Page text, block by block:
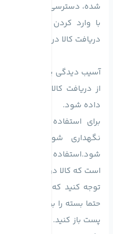
شده، دسترسی داشت.
با وارد کردن کد
دریافت کالا در شهر خود
از دریافت کالا،به خدمات
داده شود.
برای استفاده از گارانتی،
نگهداری شود و از
شود.استفاده از این سرویس
است که کالا در کارتن یا
حتما بسته را بررسی کنید
پست باز کنید. در صورت